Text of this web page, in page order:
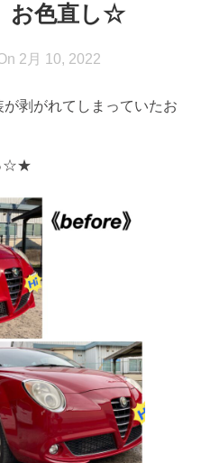
お色直し☆
2月 10, 2022
剥がれてしまっていたお
☆★